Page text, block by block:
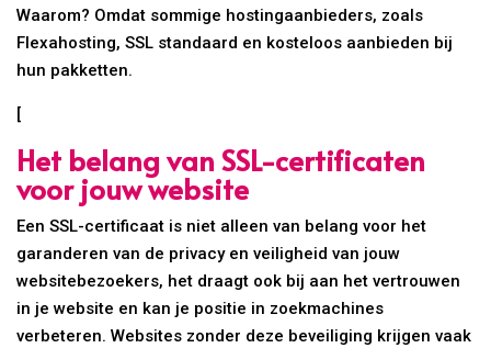
Waarom? Omdat sommige hostingaanbieders, zoals
Flexahosting, SSL standaard en kosteloos aanbieden bij
hun pakketten.
[
Het belang van SSL-certificaten
voor jouw website
Een SSL-certificaat is niet alleen van belang voor het
garanderen van de privacy en veiligheid van jouw
websitebezoekers, het draagt ook bij aan het vertrouwen
in je website en kan je positie in zoekmachines
verbeteren. Websites zonder deze beveiliging krijgen vaak